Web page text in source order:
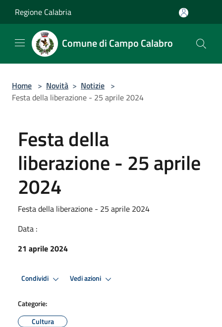
Regione Calabria
Comune di Campo Calabro
Home > Novità > Notizie >
Festa della liberazione - 25 aprile 2024
Festa della
liberazione - 25 aprile
2024
Festa della liberazione - 25 aprile 2024
Data :
21 aprile 2024
Condividi Vedi azioni
Categorie:
Cultura